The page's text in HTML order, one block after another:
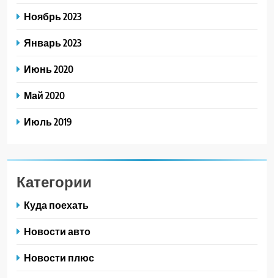
Ноябрь 2023
Январь 2023
Июнь 2020
Май 2020
Июль 2019
Категории
Куда поехать
Новости авто
Новости плюс